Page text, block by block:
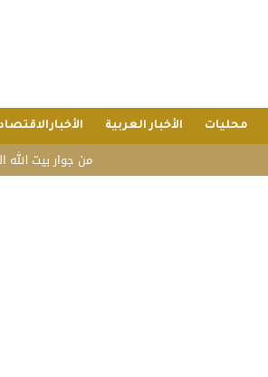
محليات الأخبار العربية
من جوار بيت الله الحرام..